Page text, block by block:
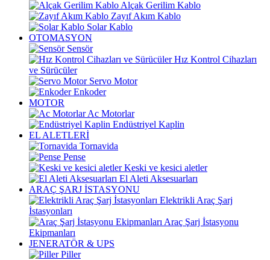
Alçak Gerilim Kablo
Zayıf Akım Kablo
Solar Kablo
OTOMASYON
Sensör
Hız Kontrol Cihazları
ve Sürücüler
Servo Motor
Enkoder
MOTOR
Ac Motorlar
Endüstriyel Kaplin
EL ALETLERİ
Tornavida
Pense
Keski ve kesici aletler
El Aleti Aksesuarları
ARAÇ ŞARJ İSTASYONU
Elektrikli Araç Şarj
İstasyonları
Araç Şarj İstasyonu
Ekipmanları
JENERATÖR & UPS
Piller